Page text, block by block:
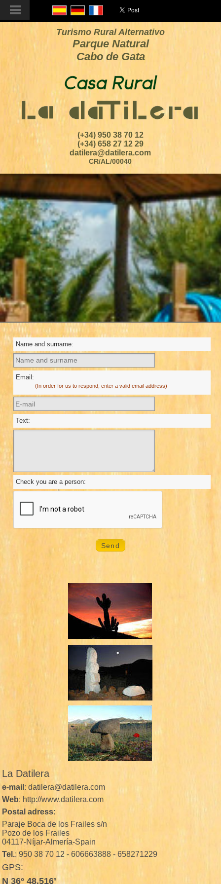
Turismo Rural Alternativo
Parque Natural
Cabo de Gata
(+34) 950 38 70 12
(+34) 658 27 12 29
datilera@datilera.com
CR/AL/00040
Name and surname:
Email:
(In order for us to respond, enter a valid email address)
Text:
Check you are a person:
La Datilera
e-mail : datilera@datilera.com
Web: http://www.datilera.com
Postal adress:
Paraje Boca de los Frailes s/n
Pozo de los Frailes
04117-Níjar-Almería-Spain
Tel.: 950 38 70 12 - 606663888 - 658271229
GPS:
N 36° 48.516’